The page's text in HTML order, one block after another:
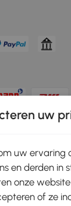
ontvang
uw
uw ervaring
en derden in
onze
of ze